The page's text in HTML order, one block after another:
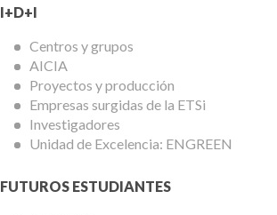
I+D+I
Centros y grupos
AICIA
Proyectos y producción
Empresas surgidas de la ETSi
Investigadores
Unidad de Excelencia: ENGREEN
FUTUROS ESTUDIANTES